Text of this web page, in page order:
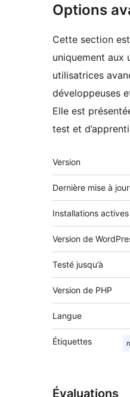
Options
Cette section
uniquement aux
utilisatrices
développeuses
Elle est
test et
Méta
Version
Dernière mise à jour
Installations actives
Version de
Testé jusqu’à
Version de PHP
Langue
Étiquettes
Évaluations